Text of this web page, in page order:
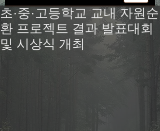
초·중·고등학교 교내 자원순
환 프로젝트 결과 발표대회
및 시상식 개최